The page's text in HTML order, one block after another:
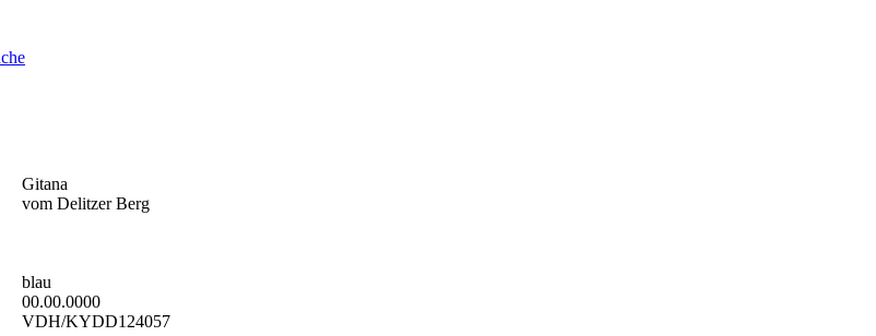
Gitana
vom Delitzer Berg
blau
00.00.0000
VDH/KYDD124057